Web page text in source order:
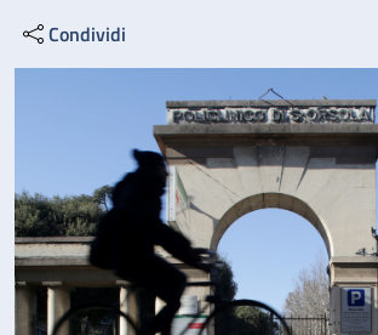
Condividi